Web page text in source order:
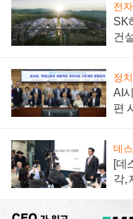
전
SK
건
정치
AI
편
데
[데
각,